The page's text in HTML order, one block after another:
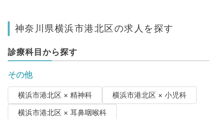
神奈川県横浜市港北区の求人を探す
診療科目から探す
その他
横浜市港北区 × 精神科
横浜市港北区 × 小児科
横浜市港北区 × 耳鼻咽喉科